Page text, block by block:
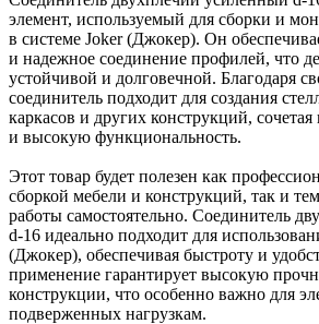
элемент, используемый для сборки и
в системе Joker (Джокер). Он
и надежное соединение профилей, что
устойчивой и долговечной. Благодаря
соединитель подходит для создания
каркасов и других конструкций,
и высокую функциональность.
Этот товар будет полезен как
сборкой мебели и конструкций, так и
работы самостоятельно. Соединитель
d-16 идеально подходит для
(Джокер), обеспечивая быстроту и
применение гарантирует высокую
конструкции, что особенно важно для
подверженных нагрузкам.